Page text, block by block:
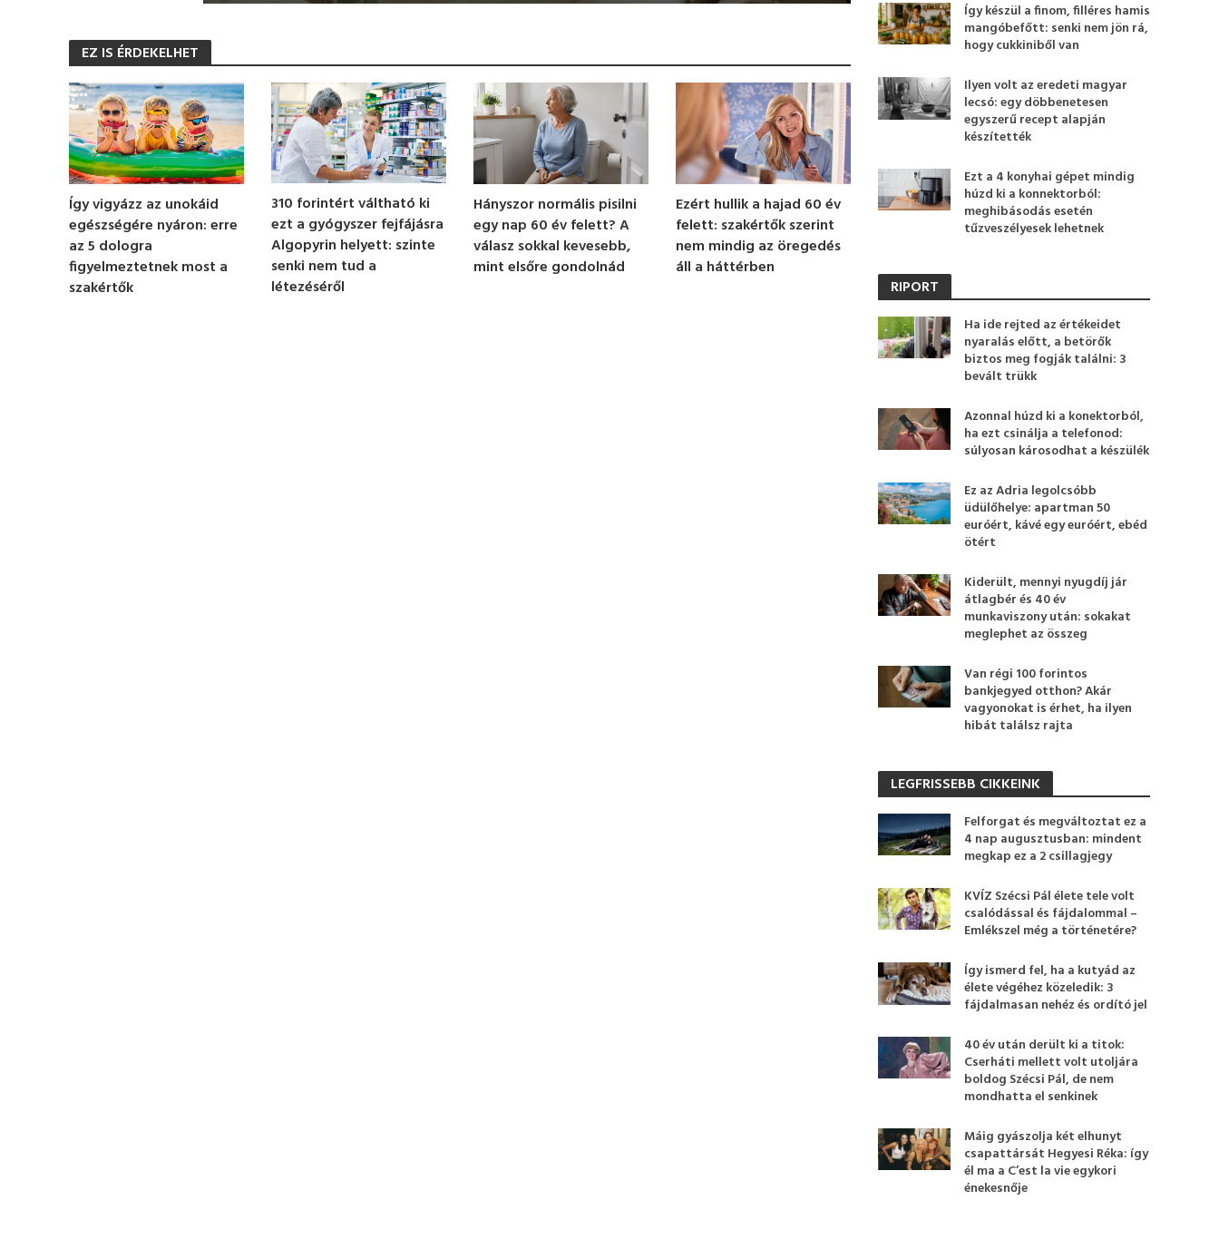
e
o
n
d
s
o
f
1
m
i
n
u
t
1
EZ IS ÉRDEKELHET
Így vigyázz az unokáid
egészségére nyáron: erre
az 5 dologra
figyelmeztetnek most a
szakértők
310 forintért váltható ki
ezt a gyógyszer fejfájásra
Algopyrin helyett: szinte
senki nem tud a
létezéséről
Hányszor normális pisilni
egy nap 60 év felett? A
válasz sokkal kevesebb,
mint elsőre gondolnád
Ezért hullik a hajad 60 év
felett: szakértők szerint
nem mindig az öregedés
áll a háttérben
Így készül a finom, filléres hamis
mangóbefőtt: senki nem jön rá,
hogy cukkiniből van
Ilyen volt az eredeti magyar
lecsó: egy döbbenetesen
egyszerű recept alapján
készítették
Ezt a 4 konyhai gépet mindig
húzd ki a konnektorból:
meghibásodás esetén
tűzveszélyesek lehetnek
RIPORT
Ha ide rejted az értékeidet
nyaralás előtt, a betörők
biztos meg fogják találni: 3
bevált trükk
Azonnal húzd ki a konektorból,
ha ezt csinálja a telefonod:
súlyosan károsodhat a készülék
Ez az Adria legolcsóbb
üdülőhelye: apartman 50
euróért, kávé egy euróért, ebéd
ötért
Kiderült, mennyi nyugdíj jár
átlagbér és 40 év
munkaviszony után: sokakat
meglephet az összeg
Van régi 100 forintos
bankjegyed otthon? Akár
vagyonokat is érhet, ha ilyen
hibát találsz rajta
LEGFRISSEBB CIKKEINK
Felforgat és megváltoztat ez a
4 nap augusztusban: mindent
megkap ez a 2 csillagjegy
KVÍZ Szécsi Pál élete tele volt
csalódással és fájdalommal –
Emlékszel még a történetére?
Így ismerd fel, ha a kutyád az
élete végéhez közeledik: 3
fájdalmasan nehéz és ordító jel
40 év után derült ki a titok:
Cserháti mellett volt utoljára
boldog Szécsi Pál, de nem
mondhatta el senkinek
Máig gyászolja két elhunyt
csapattársát Hegyesi Réka: így
él ma a C’est la vie egykori
énekesnője